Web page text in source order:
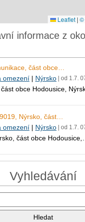
Leaflet | ©
informace z
část obce…
omezení | Nýrsko | od 1.7.
obce Hodousice,
Nýrsko, část…
omezení | Nýrsko | od 1.7.
část obce Hodousice,…
Vyhledávání